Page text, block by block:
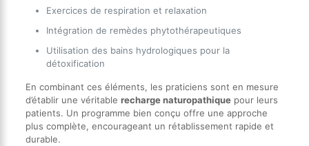
Exercices de respiration et relaxation
Intégration de remèdes phytothérapeutiques
Utilisation des bains hydrologiques pour la
détoxification
En combinant ces éléments, les praticiens sont en mesure
d’établir une véritable recharge naturopathiquepour leurs
patients. Un programme bien conçu offre une approche
plus complète, encourageant un rétablissement rapide et
durable.